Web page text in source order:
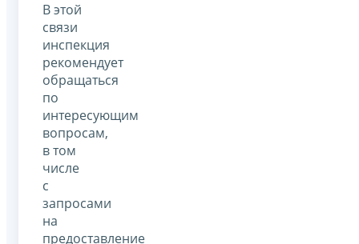
В этой
связи
инспекция
рекомендует
обращаться
по
интересующим
вопросам,
в том
числе
с
запросами
на
предоставление